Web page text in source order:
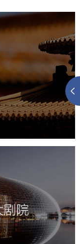
博物馆网站建设
题 网站代运营
展馆网站建设